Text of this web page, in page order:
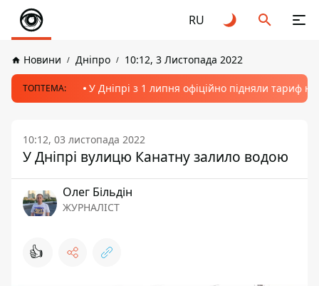
RU
Новини Дніпро 10:12, 3 Листопада 2022
ТОПТЕМА: У Дніпрі з 1 липня офіційно підняли тариф
10:12, 03 листопада 2022
У Дніпрі вулицю Канатну залило водою
Олег Більдін
ЖУРНАЛІСТ
👍